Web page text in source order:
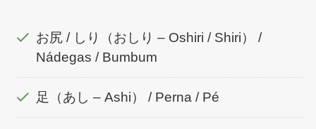
お尻 / しり（おしり – Oshiri / Shiri） /
Nádegas / Bumbum
足（あし – Ashi） / Perna / Pé